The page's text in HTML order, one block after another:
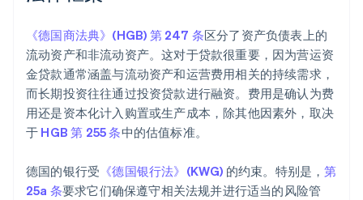
《德国商法典》(HGB) 第 247 条区分了资产负债表上的
流动资产和非流动资产。这对于贷款很重要，因为营运资
金贷款通常涵盖与流动资产和运营费用相关的持续需求，
而长期投资往往通过投资贷款进行融资。费用是确认为费
用还是资本化计入购置或生产成本，除其他因素外，取决
于 HGB 第 255 条中的估值标准。
德国的银行受 《德国银行法》(KWG) 的约束。特别是，第
25a 条要求它们确保遵守相关法规并进行适当的风险管